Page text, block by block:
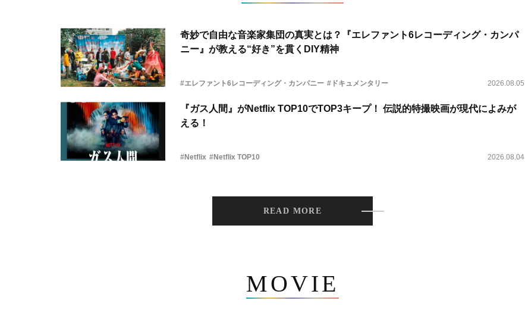
奇妙で自由な音楽家集団の真実とは？『エレファント6レコーディング・カンパ
ニー』が教える“好き”を貫くDIY精神
#エレファント6レコーディング・カンパニー #ドキュメンタリー 2026.08.05
『ガス人間』がNetflix TOP10でTOP3キープ！ 伝説的特撮映画が現代によみが
える！
#Netflix #Netflix TOP10 2026.08.04
READ MORE
MOVIE